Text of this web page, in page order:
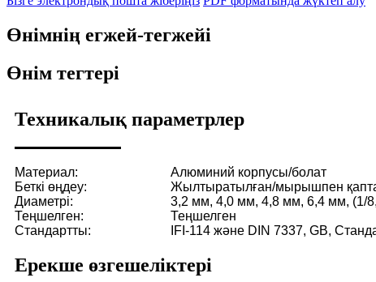
Өнімнің егжей-тегжейі
Өнім тегтері
Техникалық параметрлер
Материал:
Алюминий корпусы/болат
Беткі өңдеу:
Жылтыратылған/мырышпен
Диаметрі:
3,2 мм, 4,0 мм, 4,8 мм, 6,4 мм, (1/
Теңшелген:
Теңшелген
Стандартты:
IFI-114 және DIN 7337, GB,
Ерекше өзгешеліктері